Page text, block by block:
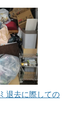
退去に際しての